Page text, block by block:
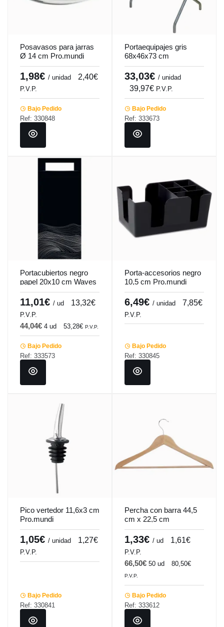
Posavasos para jarras
Ø 14 cm Pro.mundi
1,98€ / unidad 2,40€
P.V.P.
Bajo Pedido
Ref: 330848
Portaequipajes gris
68x46x73 cm
Pro.mundi
33,03€ / unidad
39,97€ P.V.P.
Bajo Pedido
Ref: 333673
Portacubiertos negro
papel 20x10 cm Waves
Pro.mundi (50
unidades)
11,01€ / ud 13,32€
P.V.P.
44,04€ 4 ud 53,28€ P.V.P.
Bajo Pedido
Ref: 333573
Porta-accesorios negro
10,5 cm Pro.mundi
6,49€ / unidad 7,85€
P.V.P.
Bajo Pedido
Ref: 330845
Pico vertedor 11,6x3 cm
Pro.mundi
1,05€ / unidad 1,27€
P.V.P.
Bajo Pedido
Ref: 330841
Percha con barra 44,5
cm x 22,5 cm
Pro.mundi
1,33€ / ud 1,61€
P.V.P.
66,50€ 50 ud 80,50€
P.V.P.
Bajo Pedido
Ref: 333612